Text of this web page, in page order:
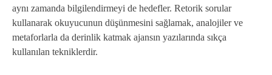
aynı zamanda bilgilendirmeyi de hedefler. Retorik sorular
kullanarak okuyucunun düşünmesini sağlamak, analojiler ve
metaforlarla da derinlik katmak ajansın yazılarında sıkça
kullanılan tekniklerdir.